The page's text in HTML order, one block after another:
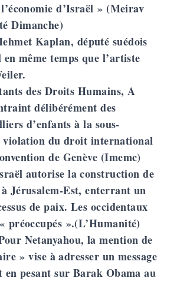
d’Israël » (Meirav
Dimanche)
Kaplan, député suédois
même temps que l’artiste
des Droits Humains, A
délibérément des
d’enfants à la sous-
violation du droit international
de Genève (Imemc)
autorise la construction de
à Jérusalem-Est, enterrant un
de paix. Les occidentaux
préoccupés ».(L’Humanité)
Netanyahou, la mention de
» vise à adresser un message
en pesant sur Barak Obama au